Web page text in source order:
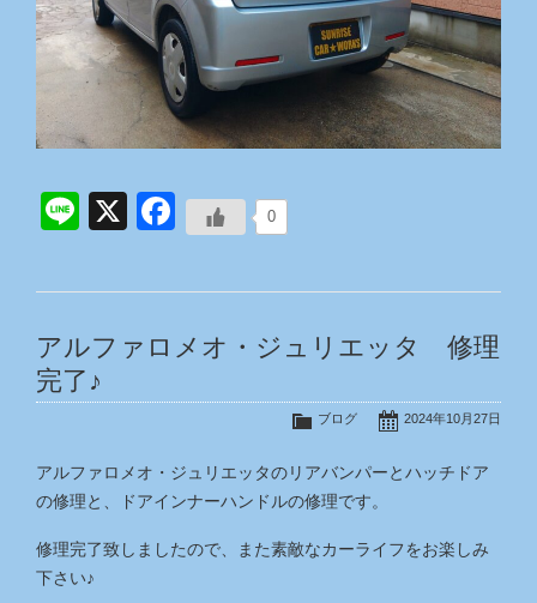
0
Line
X Facebook
アルファロメオ・ジュリエッタ 修理
完了♪
2024年10月27日
ブログ
アルファロメオ・ジュリエッタのリアバンパーとハッチドア
の修理と、ドアインナーハンドルの修理です。
修理完了致しましたので、また素敵なカーライフをお楽しみ
下さい♪